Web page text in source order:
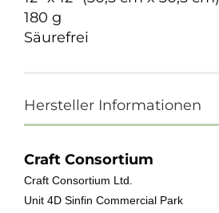
180 g
Säurefrei
Hersteller Informationen
Craft Consortium
Craft Consortium Ltd.
Unit 4D Sinfin Commercial Park